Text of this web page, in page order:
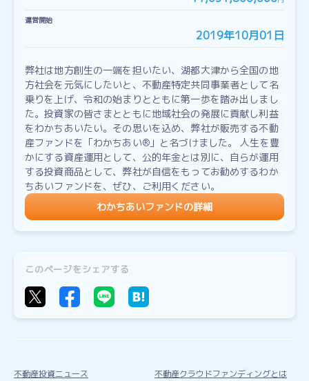
運営開始
2019年10月01日
弊社は地方創生の一端を担いたい、湖都大津から全国の地
方社会を元気にしたいと、不動産特定共同事業者として名
乗りを上げ、令和の始まりとともに第一歩を踏み出しまし
た。投資家の皆さまとともに地域社会の発展に貢献し利益
をわかちあいたい。その思いを込め、弊社が販売する不動
産ファンドを「わかちあい®」と名づけました。 人生を豊
かにする資産運用として、公的年金とは別に、自らが運用
する投資商品として、弊社が自信をもってお勧めするわか
ちあいファンドを、ぜひ、ご利用ください。
わかちあいファンドの詳細
このページをシェアする
不動産投資ニュース 不動産クラウドファンディングとは